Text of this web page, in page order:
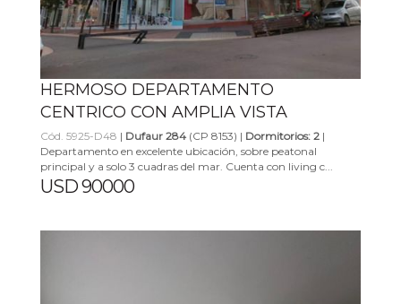
HERMOSO DEPARTAMENTO
CENTRICO CON AMPLIA VISTA
Cód. 5925-D48 | Dufaur 284 (CP 8153) | Dormitorios: 2 |
Departamento en excelente ubicación, sobre peatonal
principal y a solo 3 cuadras del mar. Cuenta con living c...
USD 90000